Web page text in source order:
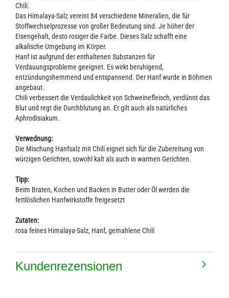
Chili.
Das Himalaya-Salz vereint 84 verschiedene Mineralien, die für
Stoffwechselprozesse von großer Bedeutung sind. Je höher der
Eisengehalt, desto rosiger die Farbe. Dieses Salz schafft eine
alkalische Umgebung im Körper.
Hanf ist aufgrund der enthaltenen Substanzen für
Verdauungsprobleme geeignet. Es wirkt beruhigend,
entzündungshemmend und entspannend. Der Hanf wurde in Böhmen
angebaut.
Chili verbessert die Verdaulichkeit von Schweinefleisch, verdünnt das
Blut und regt die Durchblutung an. Er gilt auch als natürliches
Aphrodisiakum.
Verwednung:
Die Mischung Hanfsalz mit Chili eignet sich für die Zubereitung von
würzigen Gerichten, sowohl kalt als auch in warmen Gerichten.
Tipp:
Beim Braten, Kochen und Backen in Butter oder Öl werden die
fettlöslichen Hanfwirkstoffe freigesetzt
Zutaten:
rosa feines Himalaya-Salz, Hanf, gemahlene Chili
Kundenrezensionen